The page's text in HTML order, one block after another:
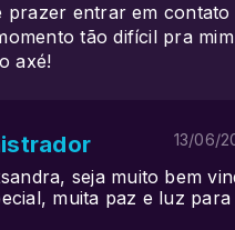
prazer entrar em contato
tão difícil pra mim
axé!
13/06/
seja muito bem
muita paz e luz